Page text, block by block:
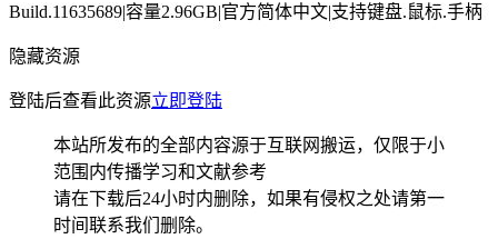
Build.11635689|容量2.96GB|官方简体中文|支持键盘.鼠标.手柄
隐藏资源
登陆后查看此资源立即登陆
本站所发布的全部内容源于互联网搬运，仅限于小
范围内传播学习和文献参考
请在下载后24小时内删除，如果有侵权之处请第一
时间联系我们删除。